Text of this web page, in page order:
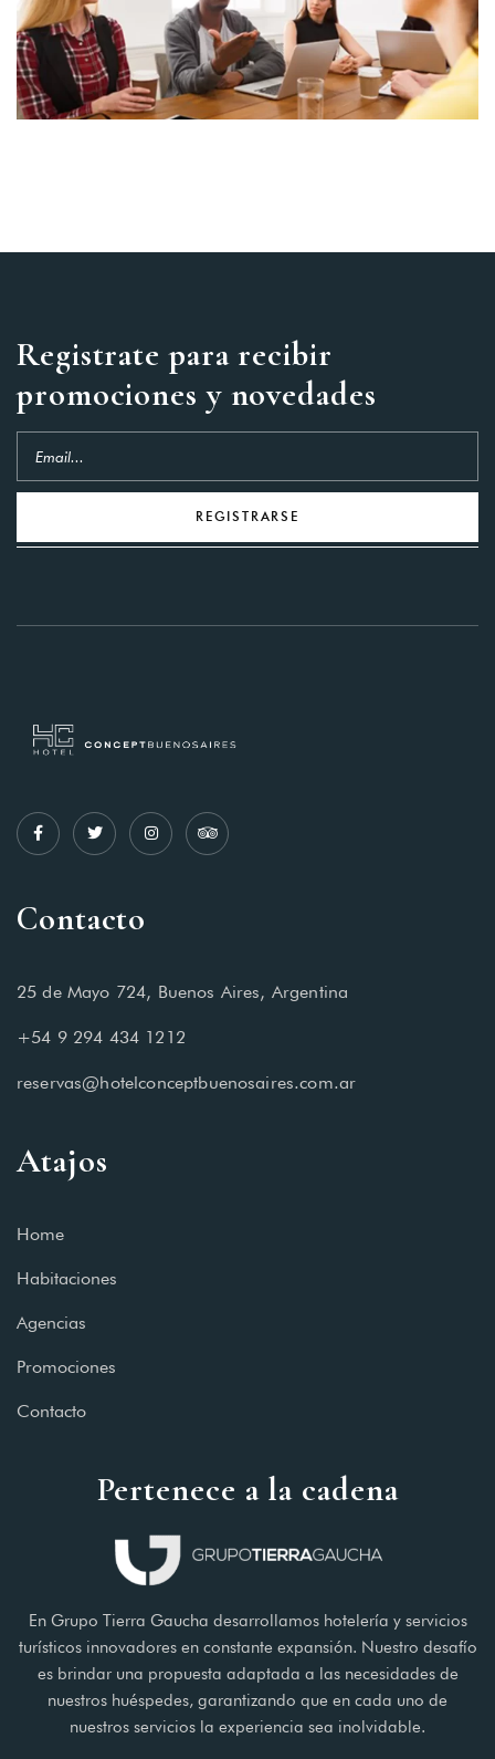
Registrate para recibir
promociones y novedades
REGISTRARSE
Contacto
25 de Mayo 724, Buenos Aires, Argentina
+54 9 294 434 1212
reservas@hotelconceptbuenosaires.com.ar
Atajos
Home
Habitaciones
Agencias
Promociones
Contacto
Pertenece a la cadena
En Grupo Tierra Gaucha desarrollamos hotelería y servicios
turísticos innovadores en constante expansión. Nuestro desafío
es brindar una propuesta adaptada a las necesidades de
nuestros huéspedes, garantizando que en cada uno de
nuestros servicios la experiencia sea inolvidable.